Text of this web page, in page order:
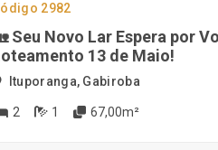
2982
Seu Novo Lar Espera por
13 de Maio!
Ituporanga, Gabiroba
2 1 67,00m²